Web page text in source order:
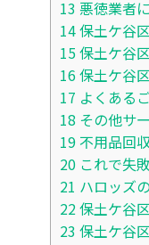
13 悪徳業者
14保土ケ谷
15保土ケ谷
16保土ケ谷
17 よくある
18 その他サ
19不用品回
20 これで失
21 ハロッズ
22保土ケ谷
23 保土ケ谷